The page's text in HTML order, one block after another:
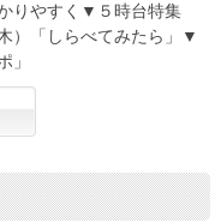
りやすく▼５時台特集
）「しらべてみたら」▼
」